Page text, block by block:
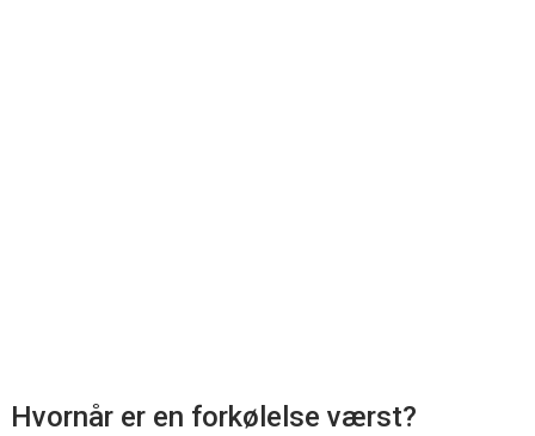
Hvornår er en forkølelse værst?